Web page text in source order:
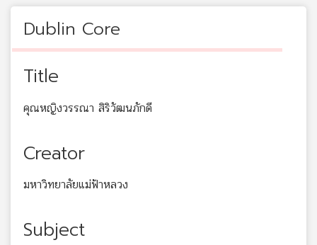
Dublin Core
Title
คุณหญิงวรรณา สิริวัฒนภักดี
Creator
มหาวิทยาลัยแม่ฟ้าหลวง
Subject